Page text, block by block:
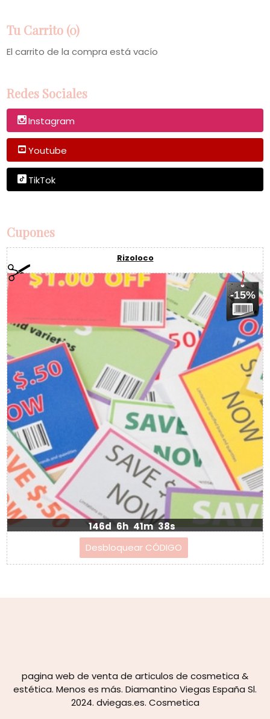
Tu Carrito (0)
El carrito de la compra está vacío
Redes Sociales
Instagram
Youtube
TikTok
Cupones
Rizoloco
-15%
146d 6h 41m 38s
pagina web de venta de articulos de cosmetica &
estética. Menos es más. Diamantino Viegas España Sl.
2024. dviegas.es. Cosmetica